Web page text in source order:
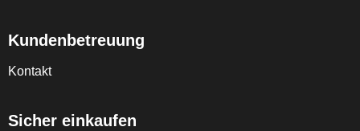
Kundenbetreuung
Kontakt
Sicher einkaufen